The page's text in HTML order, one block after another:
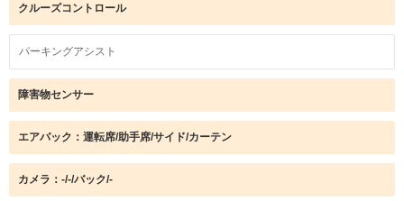
クルーズコントロール
パーキングアシスト
障害物センサー
エアバック：運転席/助手席/サイド/カーテン
カメラ：-/-/バック/-